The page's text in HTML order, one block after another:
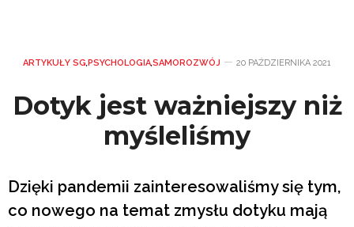
ARTYKUŁY SG,PSYCHOLOGIA,SAMOROZWÓJ 20 PAŹDZIERNIKA 2021
Dotyk jest ważniejszy niż
myśleliśmy
Dzięki pandemii zainteresowaliśmy się tym,
co nowego na temat zmysłu dotyku mają